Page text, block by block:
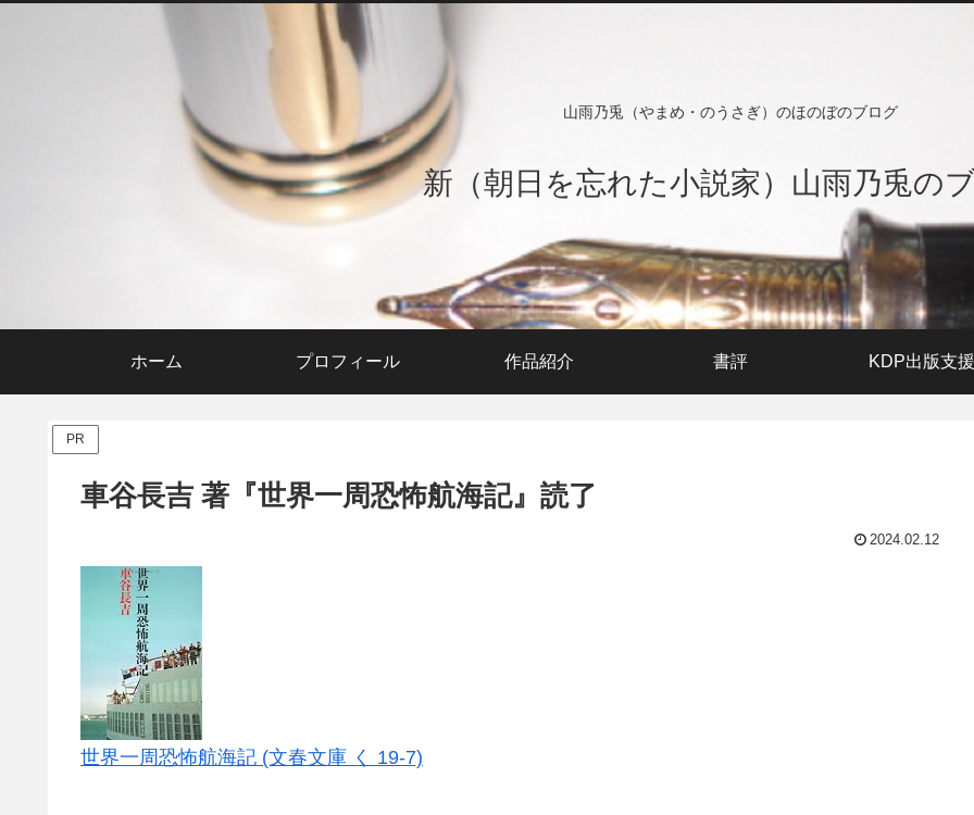
山雨乃兎（やまめ・のうさぎ）のほのぼのブログ
新（朝日を忘れた小説家）山雨乃兎の
ホーム プロフィール 作品紹介 書評 KDP出版支援
PR
車谷長吉 著『世界一周恐怖航海記』読了
2024.02.12
世界一周恐怖航海記 (文春文庫 く 19-7)